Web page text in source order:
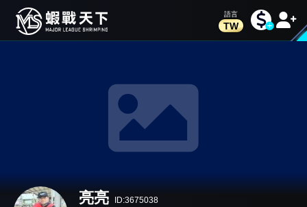
TW
亮亮 ID:3675038